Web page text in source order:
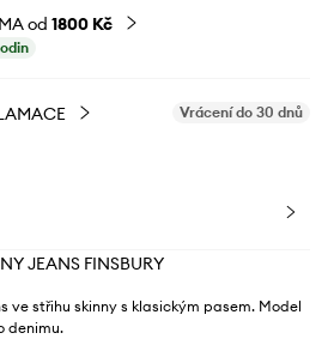
od 1800 Kč
Vrácení do 30 dnů
JEANS FINSBURY
ve střihu skinny s klasickým pasem. Model
denimu.